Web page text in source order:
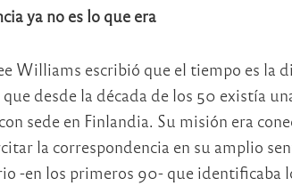
ya no es lo que era
Williams escribió que el tiempo es la
desde la década de los 50 existía
sede en Finlandia. Su misión era
la correspondencia en su amplio
-en los primeros 90- que identificaba